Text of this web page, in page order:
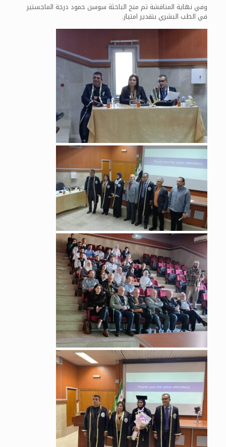
وفي نهاية المناقشة تم منح الباحثة سوسن حمود درجة الماجستير
في الطب البشري بتقدير امتياز.